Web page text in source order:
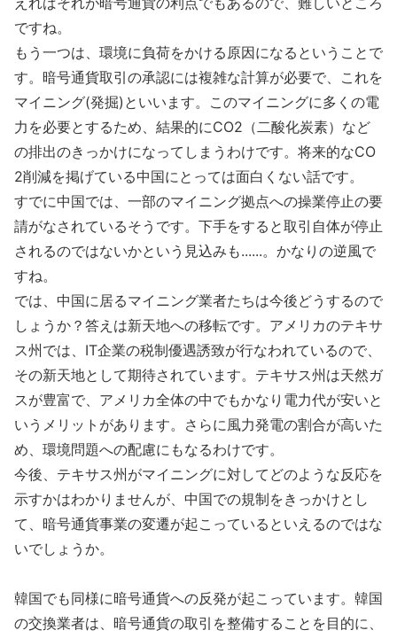
ですね。
もう一つは、環境に負荷をかける原因になるということで
す。暗号通貨取引の承認には複雑な計算が必要で、これを
マイニング(発掘)といいます。このマイニングに多くの電
力を必要とするため、結果的にCO2（二酸化炭素）など
の排出のきっかけになってしまうわけです。将来的なCO
2削減を掲げている中国にとっては面白くない話です。
すでに中国では、一部のマイニング拠点への操業停止の要
請がなされているそうです。下手をすると取引自体が停止
されるのではないかという見込みも......。かなりの逆風で
すね。
では、中国に居るマイニング業者たちは今後どうするので
しょうか？答えは新天地への移転です。アメリカのテキサ
ス州では、IT企業の税制優遇誘致が行なわれているので、
その新天地として期待されています。テキサス州は天然ガ
スが豊富で、アメリカ全体の中でもかなり電力代が安いと
いうメリットがあります。さらに風力発電の割合が高いた
め、環境問題への配慮にもなるわけです。
今後、テキサス州がマイニングに対してどのような反応を
示すかはわかりませんが、中国での規制をきっかけとし
て、暗号通貨事業の変遷が起こっているといえるのではな
いでしょうか。
韓国でも同様に暗号通貨への反発が起こっています。韓国
の交換業者は、暗号通貨の取引を整備することを目的に、